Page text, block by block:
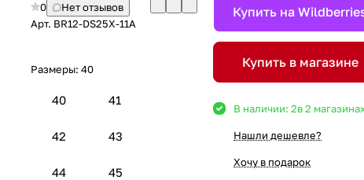
0
Нет отзывов
Арт. BR12-DS25X-11A
Размеры: 40
40 41
42 43
44 45
Купить на
Купить в магазине
В наличии: 2в 2
Нашли дешевле?
Хочу в подарок